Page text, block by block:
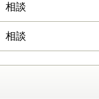
相談
相談